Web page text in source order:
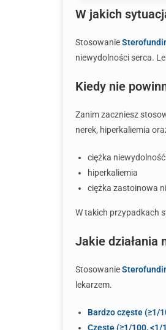
W jakich
Stosowanie
niewydolności serca.
Kiedy nie
Zanim zaczniesz
nerek, hiperkaliemia
ciężka
hiperkaliemia
ciężka zastoinowa
W takich przypadkach
Jakie działania
Stosowanie
lekarzem.
Bardzo częste (≥1/
Częste (≥1/100, <1/